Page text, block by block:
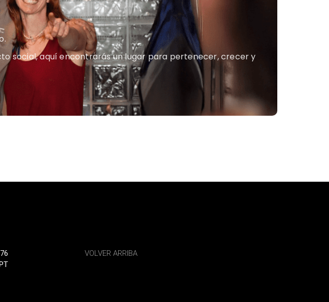
social, aquí encontrarás un lugar para pertenecer, crecer y
VOLVER ARRIBA